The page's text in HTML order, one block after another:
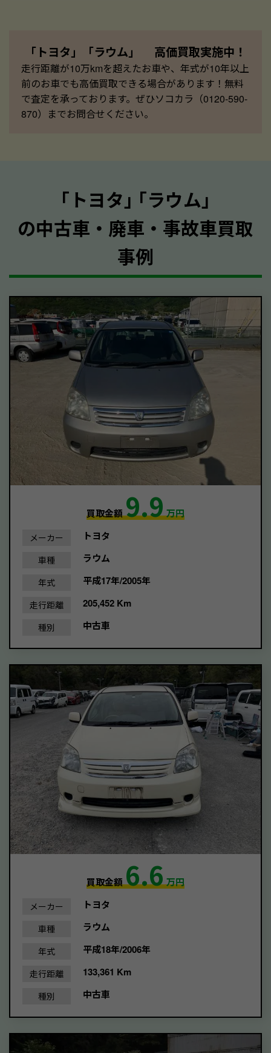
「トヨタ」「ラウム」 高価買取実施中！
走行距離が10万kmを超えたお車や、年式が10年以上
前のお車でも高価買取できる場合があります！無料
で査定を承っております。ぜひソコカラ（0120-590-
870）までお問合せください。
｢トヨタ｣ ｢ラウム｣
の中古車・廃車・事故車買取
事例
買取金額9.9万円
メーカー トヨタ
車種 ラウム
年式 平成17年/2005年
走行距離 205,452 Km
種別 中古車
買取金額6.6万円
メーカー トヨタ
車種 ラウム
年式 平成18年/2006年
走行距離 133,361 Km
種別 中古車